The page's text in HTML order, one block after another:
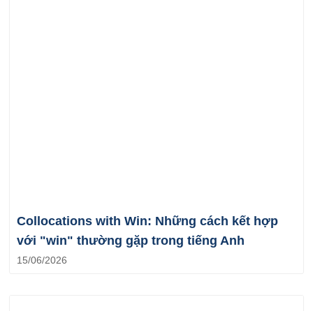
Collocations with Win: Những cách kết hợp
với "win" thường gặp trong tiếng Anh
15/06/2026